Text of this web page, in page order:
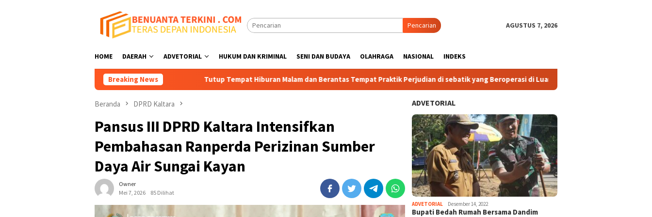
Pencarian AGUSTUS 7, 2026
HOME DAERAH ADVETORIAL HUKUM DAN KRIMINAL SENI DAN BUDAYA OLAHRAGA NASIONAL INDEKS
Breaking News
Tutup Tempat Hiburan Malam dan Berantas Tempat Praktik Perjudian di sebatik yang Beroperasi di Luar Ketentuan 2. Komisi IV DPRD Kaltara
Beranda DPRD Kaltara
Pansus III DPRD Kaltara Intensifkan
Pembahasan Ranperda Perizinan Sumber
Daya Air Sungai Kayan
Owner
Mei 7, 2026
85 Dilihat
ADVETORIAL
ADVETORIAL Desember 14, 2022
Bupati Bedah Rumah Bersama Dandim